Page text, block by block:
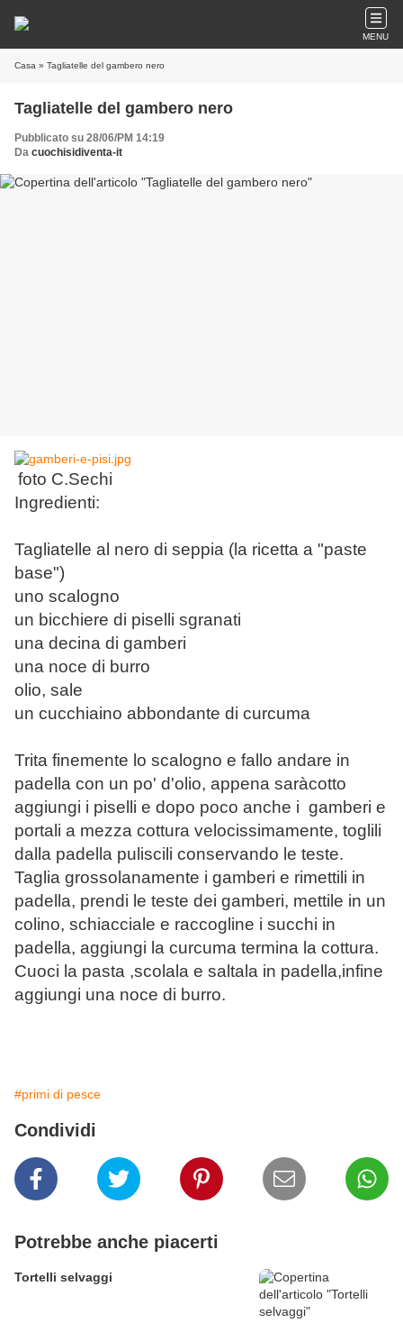
MENU
Casa » Tagliatelle del gambero nero
Tagliatelle del gambero nero
Pubblicato su 28/06/PM 14:19
Da cuochisidiventa-it
foto C.Sechi
Ingredienti:
Tagliatelle al nero di seppia (la ricetta a "paste
base")
uno scalogno
un bicchiere di piselli sgranati
una decina di gamberi
una noce di burro
olio, sale
un cucchiaino abbondante di curcuma
Trita finemente lo scalogno e fallo andare in
padella con un po' d'olio, appena saràcotto
aggiungi i piselli e dopo poco anche i gamberi e
portali a mezza cottura velocissimamente, toglili
dalla padella puliscili conservando le teste.
Taglia grossolanamente i gamberi e rimettili in
padella, prendi le teste dei gamberi, mettile in un
colino, schiacciale e raccogline i succhi in
padella, aggiungi la curcuma termina la cottura.
Cuoci la pasta ,scolala e saltala in padella,infine
aggiungi una noce di burro.
#primi di pesce
Condividi
Potrebbe anche piacerti
Tortelli selvaggi